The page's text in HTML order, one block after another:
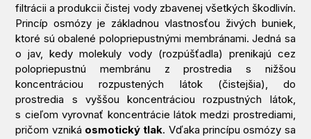
filtrácii a produkcii čistej vody zbavenej všetkých škodlivín.
Princíp osmózy je základnou vlastnosťou živých buniek,
ktoré sú obalené polopriepustnými membránami. Jedná sa
o jav, kedy molekuly vody (rozpúšťadla) prenikajú cez
polopriepustnú membránu z prostredia s nižšou
koncentráciou rozpustených látok (čistejšia), do
prostredia s vyššou koncentráciou rozpustných látok,
s cieľom vyrovnať koncentrácie látok medzi prostrediami,
pričom vzniká osmotický tlak. Vďaka princípu osmózy sa